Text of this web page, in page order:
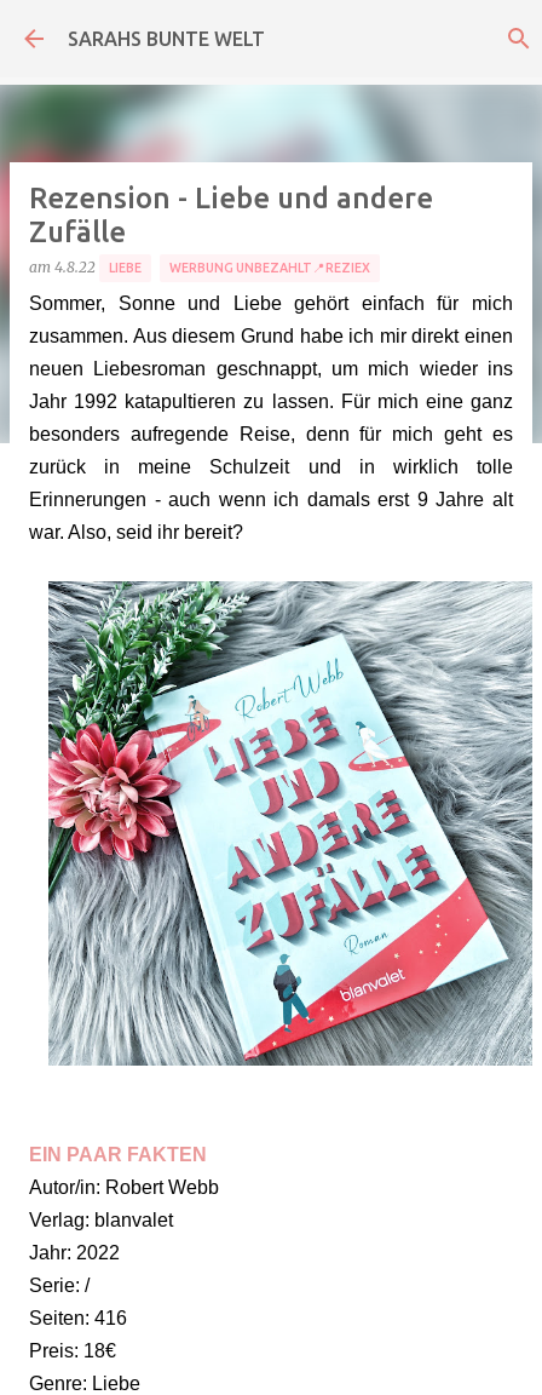
Direkt zum Hauptbereich
SARAHS BUNTE WELT
Rezension - Liebe und andere
Zufälle
am 4.8.22 LIEBE WERBUNG UNBEZAHLT📍REZIEX
Sommer, Sonne und Liebe gehört einfach für mich
zusammen. Aus diesem Grund habe ich mir direkt einen
neuen Liebesroman geschnappt, um mich wieder ins
Jahr 1992 katapultieren zu lassen. Für mich eine ganz
besonders aufregende Reise, denn für mich geht es
zurück in meine Schulzeit und in wirklich tolle
Erinnerungen - auch wenn ich damals erst 9 Jahre alt
war. Also, seid ihr bereit?
EIN PAAR FAKTEN
Autor/in: Robert Webb
Verlag: blanvalet
Jahr: 2022
Serie: /
Seiten: 416
Preis: 18€
Genre: Liebe